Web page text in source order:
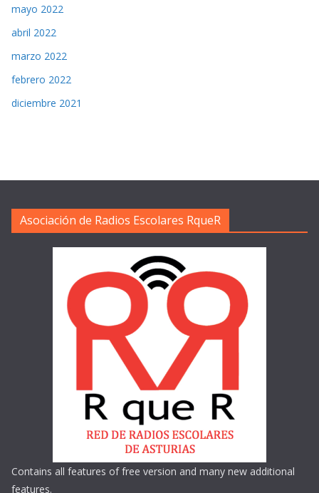
mayo 2022
abril 2022
marzo 2022
febrero 2022
diciembre 2021
Asociación de Radios Escolares RqueR
Contains all features of free version and many new additional
features.